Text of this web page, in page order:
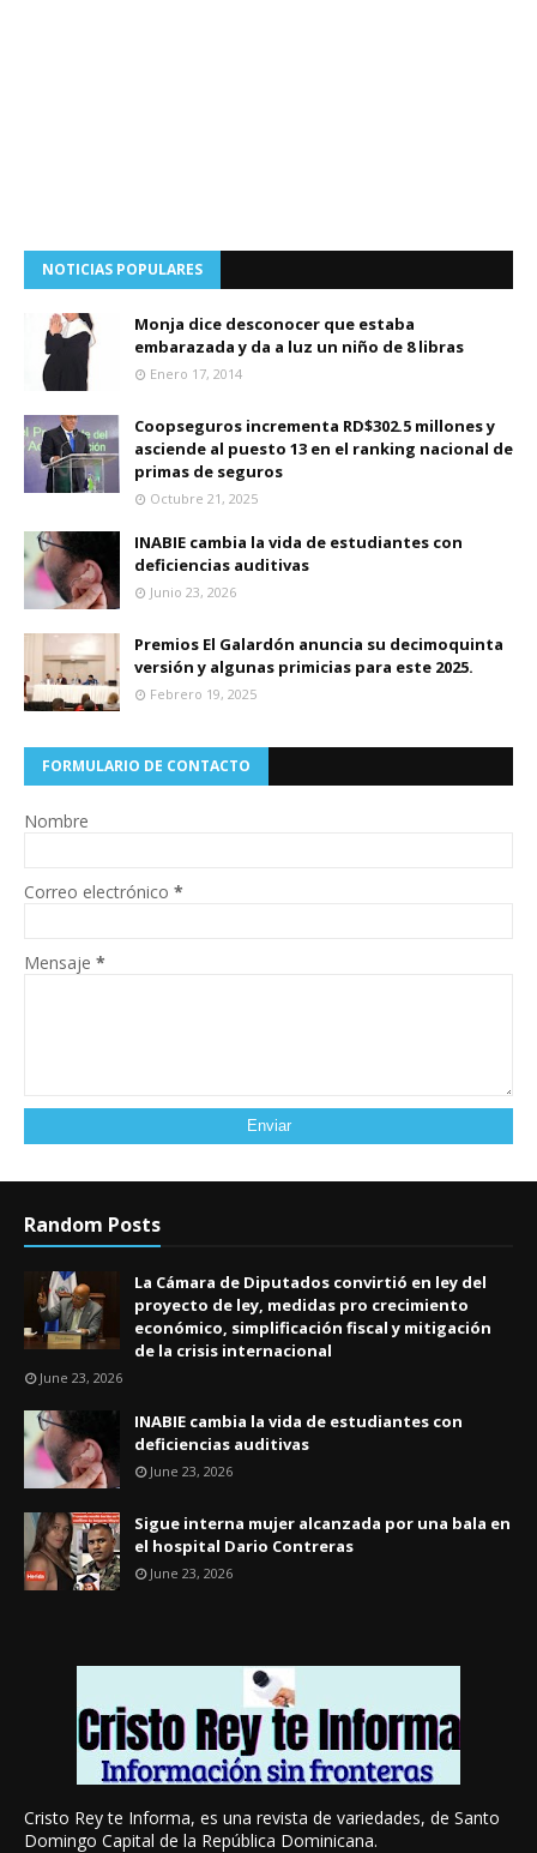
NOTICIAS POPULARES
Monja dice desconocer que estaba
embarazada y da a luz un niño de 8 libras
Enero 17, 2014
Coopseguros incrementa RD$302.5 millones y
asciende al puesto 13 en el ranking nacional de
primas de seguros
Octubre 21, 2025
INABIE cambia la vida de estudiantes con
deficiencias auditivas
Junio 23, 2026
Premios El Galardón anuncia su decimoquinta
versión y algunas primicias para este 2025.
Febrero 19, 2025
FORMULARIO DE CONTACTO
Nombre
Correo electrónico *
Mensaje *
Random Posts
La Cámara de Diputados convirtió en ley del
proyecto de ley, medidas pro crecimiento
económico, simplificación fiscal y mitigación
de la crisis internacional
June 23, 2026
INABIE cambia la vida de estudiantes con
deficiencias auditivas
June 23, 2026
Sigue interna mujer alcanzada por una bala en
el hospital Dario Contreras
June 23, 2026
Cristo Rey te Informa, es una revista de variedades, de Santo
Domingo Capital de la República Dominicana.